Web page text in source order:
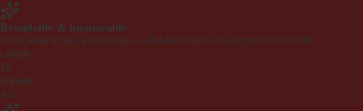
Brandable & memorable
Short, easy to say, easy to type — the foundation of any premium brand.
Length
19
Appeal
4.0